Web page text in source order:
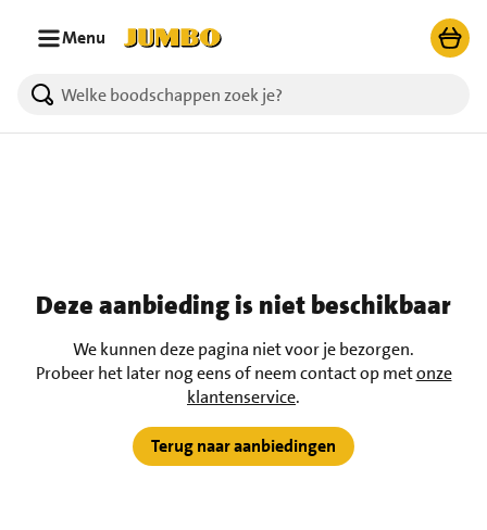
Menu
Deze aanbieding is niet beschikbaar
We kunnen deze pagina niet voor je bezorgen.
Probeer het later nog eens of neem contact op metonze
klantenservice.
Terug naar aanbiedingen